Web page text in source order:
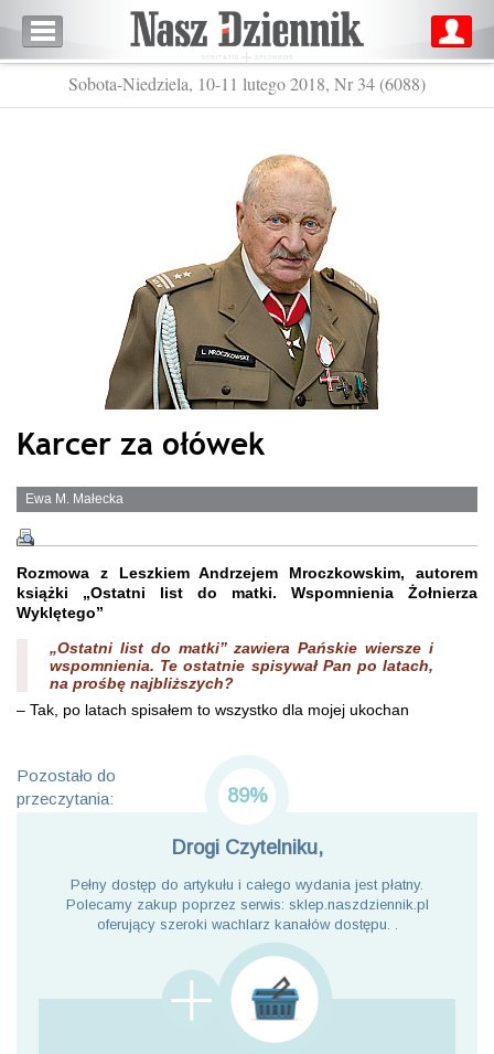
Sobota-Niedziela, 10-11 lutego 2018, Nr 34 (6088)
Karcer za ołówek
Ewa M. Małecka
Rozmowa z Leszkiem Andrzejem Mroczkowskim, autorem
książki „Ostatni list do matki. Wspomnienia Żołnierza
Wyklętego”
„Ostatni list do matki” zawiera Pańskie wiersze i
wspomnienia. Te ostatnie spisywał Pan po latach,
na prośbę najbliższych?
– Tak, po latach spisałem to wszystko dla mojej ukochan
Pozostało do
przeczytania:
89%
Drogi Czytelniku,
Pełny dostęp do artykułu i całego wydania jest płatny.
Polecamy zakup poprzez serwis: sklep.naszdziennik.pl
oferujący szeroki wachlarz kanałów dostępu. .